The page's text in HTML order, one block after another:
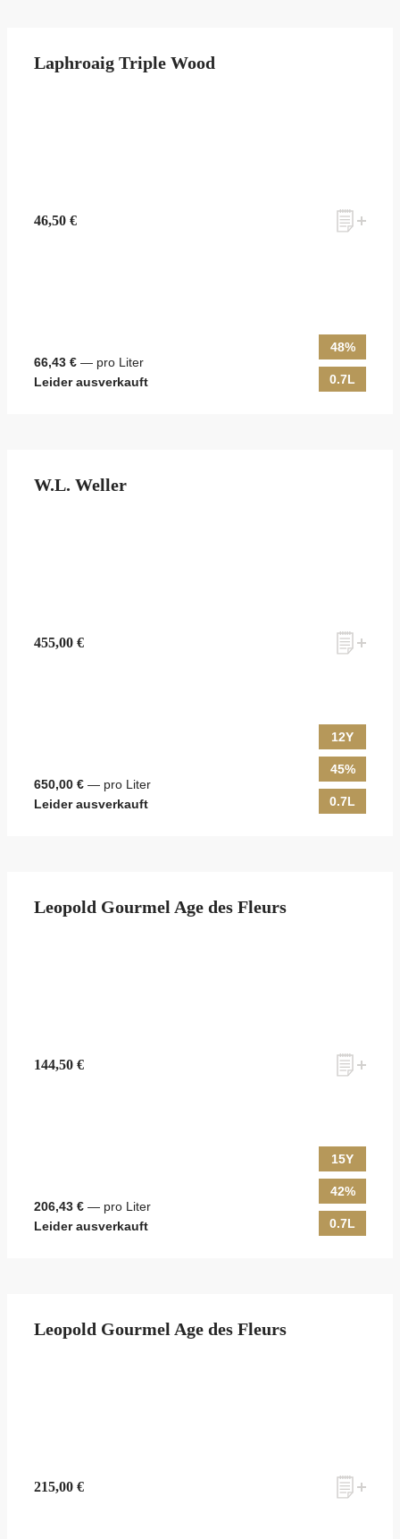
Laphroaig Triple Wood
46,50 €
66,43 € — pro Liter
Leider ausverkauft
48%
0.7L
W.L. Weller
455,00 €
650,00 € — pro Liter
Leider ausverkauft
12Y
45%
0.7L
Leopold Gourmel Age des Fleurs
144,50 €
206,43 € — pro Liter
Leider ausverkauft
15Y
42%
0.7L
Leopold Gourmel Age des Fleurs
215,00 €